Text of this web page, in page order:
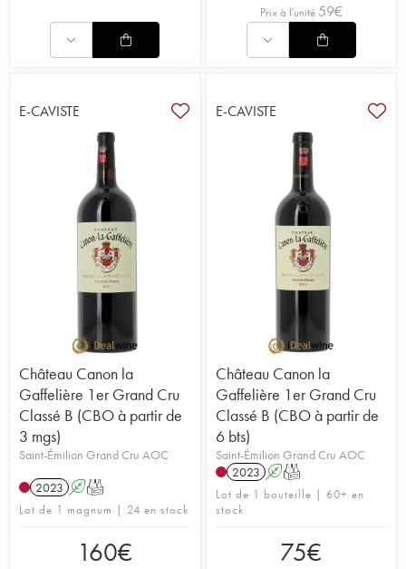
renaissance s'est bel et bien confirmée avec les
deux millésimes suivants, puis avec des 1992,
1993 et 1997 singulièrement réussis, de quoi
Derenoncourt, Stephan von Neipperg a
d'antan. Promu au rang de premier grand cru
classé, certifié bio en 2014, Canon la Gaffelière a
un magnifique avenir devant lui.
Prix à l'unité 59€
E-CAVISTE
Château Canon la
Gaffelière 1er Grand Cru
Classé B (CBO à partir de
3 mgs)
Saint-Émilion Grand Cru AOC
2023 AT
Lot de 1 magnum | 24 en stock
160€
E-CAVISTE
Château Canon la
Gaffelière 1er Grand Cru
Classé B (CBO à partir de
6 bts)
Saint-Émilion Grand Cru AOC
2023 AT
Lot de 1 bouteille | 60+ en
stock
75€